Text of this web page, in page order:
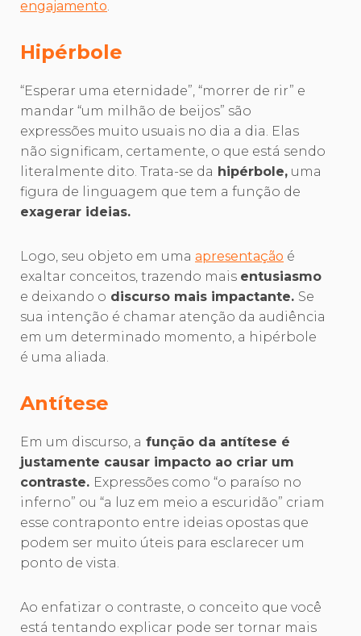
engajamento.
Hipérbole
“Esperar uma eternidade”, “morrer de rir” e
mandar “um milhão de beijos” são
expressões muito usuais no dia a dia. Elas
não significam, certamente, o que está sendo
literalmente dito. Trata-se da hipérbole, uma
figura de linguagem que tem a função de
exagerar ideias.
Logo, seu objeto em uma apresentação é
exaltar conceitos, trazendo mais entusiasmo
e deixando o discurso mais impactante. Se
sua intenção é chamar atenção da audiência
em um determinado momento, a hipérbole
é uma aliada.
Antítese
Em um discurso, a função da antítese é
justamente causar impacto ao criar um
contraste. Expressões como “o paraíso no
inferno” ou “a luz em meio a escuridão” criam
esse contraponto entre ideias opostas que
podem ser muito úteis para esclarecer um
ponto de vista.
Ao enfatizar o contraste, o conceito que você
está tentando explicar pode ser tornar mais